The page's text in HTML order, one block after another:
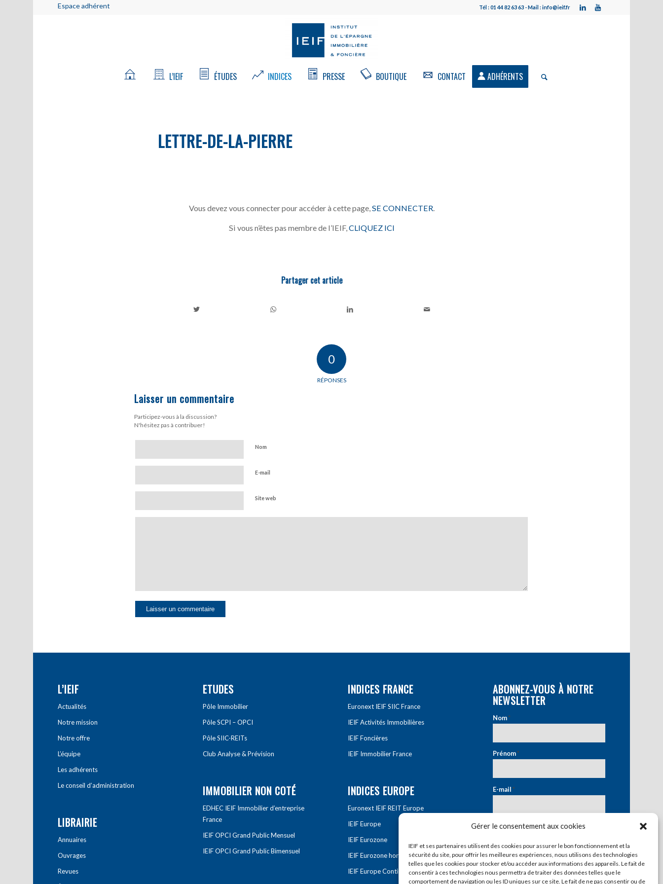
Gérer le consentement aux cookies
IEIF et ses partenaires utilisent des cookies pour assurer le bon fonctionnement et la
sécurité du site, pour offrir les meilleures expériences, nous utilisons des technologies
telles que les cookies pour stocker et/ou accéder aux informations des appareils. Le fait de
consentir à ces technologies nous permettra de traiter des données telles que le
comportement de navigation ou les ID uniques sur ce site. Le fait de ne pas consentir ou de
Espace adhérent Tél : 01 44 82 63 63 - Mail : info@ieif.fr
L’IEIF ÉTUDES INDICES PRESSE BOUTIQUE CONTACT ADHÉRENTS
LETTRE-DE-LA-PIERRE
Vous devez vous connecter pour accéder à cette page, SE CONNECTER
Si vous n’êtes pas membre de l’IEIF,CLIQUEZ ICI
Partager cet article
0
RÉPONSES
Laisser un commentaire
Participez-vous à la discussion?
N'hésitez pas à contribuer!
Nom
E-mail
Site web
L’IEIF
Actualités
Notre mission
Notre offre
L’équipe
Les adhérents
Le conseil d’administration
LIBRAIRIE
Annuaires
Ouvrages
Revues
ETUDES
Pôle Immobilier
Pôle SCPI – OPCI
Pôle SIIC-REITs
Club Analyse & Prévision
IMMOBILIER NON COTÉ
EDHEC IEIF Immobilier d’entreprise
France
IEIF OPCI Grand Public Mensuel
IEIF OPCI Grand Public Bimensuel
INDICES FRANCE
Euronext IEIF SIIC France
IEIF Activités Immobilières
IEIF Foncières
IEIF Immobilier France
INDICES EUROPE
Euronext IEIF REIT Europe
IEIF Europe
IEIF Eurozone
IEIF Eurozone hors France
IEIF Europe Continentale
ABONNEZ-VOUS À NOTRE
NEWSLETTER
Nom*
Prénom*
E-mail*